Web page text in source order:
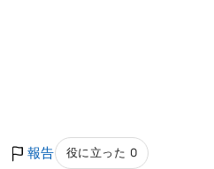
報告 役に立った 0